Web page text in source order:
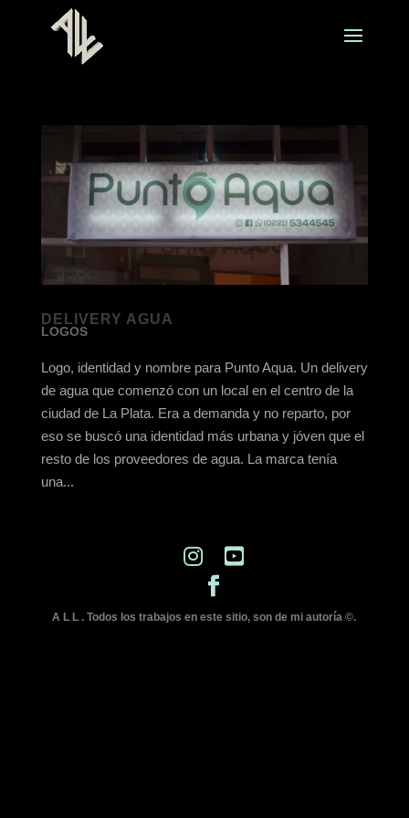
DELIVERY AGUA
LOGOS
Logo, identidad y nombre para Punto Aqua. Un delivery
de agua que comenzó con un local en el centro de la
ciudad de La Plata. Era a demanda y no reparto, por
eso se buscó una identidad más urbana y jóven que el
resto de los proveedores de agua. La marca tenía
una...
A L L . Todos los trabajos en este sitio, son de mi autoría ©.